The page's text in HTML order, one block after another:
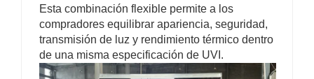
Esta combinación flexible permite a los
compradores equilibrar apariencia, seguridad,
transmisión de luz y rendimiento térmico dentro
de una misma especificación de UVI.